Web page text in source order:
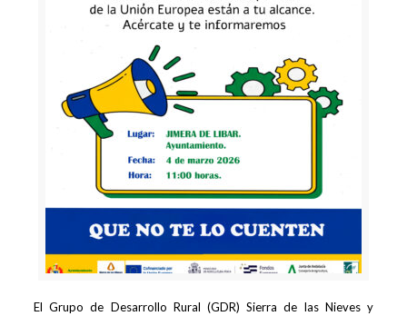
El Grupo de Desarrollo Rural (GDR) Sierra de las Nieves y